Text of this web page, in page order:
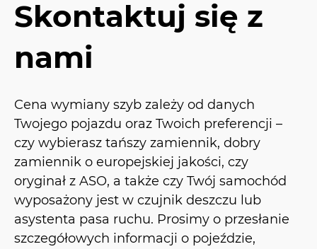
Skontaktuj się z
nami
Cena wymiany szyb zależy od danych
Twojego pojazdu oraz Twoich preferencji –
czy wybierasz tańszy zamiennik, dobry
zamiennik o europejskiej jakości, czy
oryginał z ASO, a także czy Twój samochód
wyposażony jest w czujnik deszczu lub
asystenta pasa ruchu. Prosimy o przesłanie
szczegółowych informacji o pojeździe,